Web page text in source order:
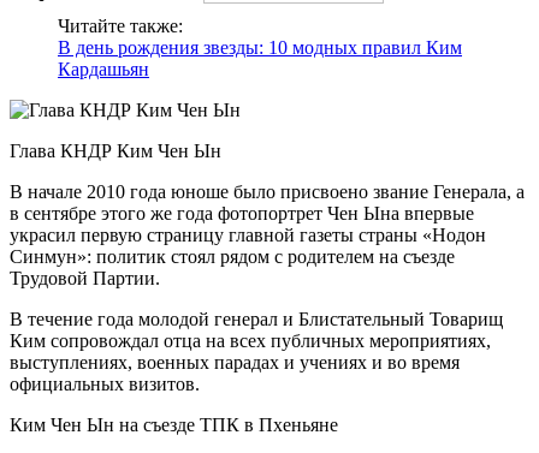
Читайте также:
В день рождения звезды: 10 модных правил Ким
Кардашьян
Глава КНДР Ким Чен Ын
В начале 2010 года юноше было присвоено звание Генерала, а
в сентябре этого же года фотопортрет Чен Ына впервые
украсил первую страницу главной газеты страны «Нодон
Синмун»: политик стоял рядом с родителем на съезде
Трудовой Партии.
В течение года молодой генерал и Блистательный Товарищ
Ким сопровождал отца на всех публичных мероприятиях,
выступлениях, военных парадах и учениях и во время
официальных визитов.
Ким Чен Ын на съезде ТПК в Пхеньяне